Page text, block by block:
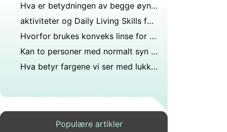
Hva er betydningen av begge øyne dekket i frimureriet?
aktiviteter og Daily Living Skills for blinde
Hvorfor brukes konveks linse for nærsynthet?
Kan to personer med normalt syn produsere en fargeblind sønn?
Hva betyr fargene vi ser med lukkede øyne?
Populære artikler